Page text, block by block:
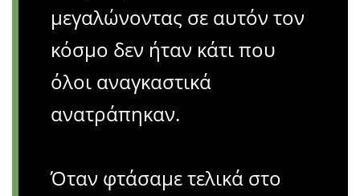
μεγαλώνοντας σε αυτόν τον
κόσμο δεν ήταν κάτι που
όλοι αναγκαστικά
ανατράπηκαν.
Όταν φτάσαμε τελικά στο